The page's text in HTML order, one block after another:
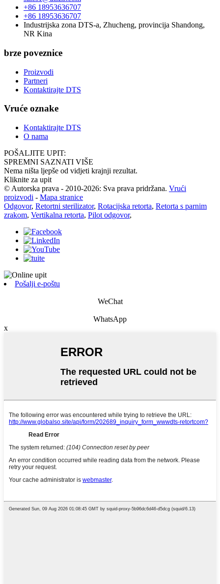
+86 18953636707
+86 18953636707
Industrijska zona DTS-a, Zhucheng, provincija Shandong,
NR Kina
brze poveznice
Proizvodi
Partneri
Kontaktirajte DTS
Vruće oznake
Kontaktirajte DTS
O nama
POŠALJITE UPIT:
SPREMNI SAZNATI VIŠE
Nema ništa ljepše od vidjeti krajnji rezultat.
Kliknite za upit
© Autorska prava - 2010-2026: Sva prava pridržana. Vrući
proizvodi - Mapa stranice
Odgovor, Retortni sterilizator, Rotacijska retorta, Retorta s parnim
zrakom, Vertikalna retorta, Pilot odgovor,
Pošalji e-poštu
WeChat
WhatsApp
x